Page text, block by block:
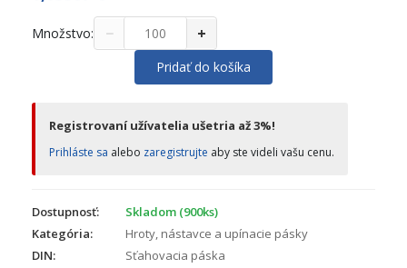
Množstvo: − +
Pridať do košíka
Registrovaní užívatelia ušetria až 3%!
Prihláste sa alebo zaregistrujte aby ste videli vašu cenu.
Dostupnosť:
Skladom (900ks)
Kategória:
Hroty, nástavce a upínacie pásky
DIN:
Sťahovacia páska